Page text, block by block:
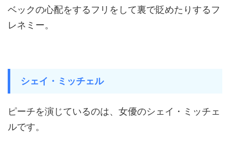
ベックの心配をするフリをして裏で貶めたりするフ
レネミー。
シェイ・ミッチェル
ピーチを演じているのは、女優のシェイ・ミッチェ
ルです。